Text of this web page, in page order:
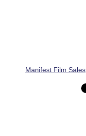
Manifest Film Sales